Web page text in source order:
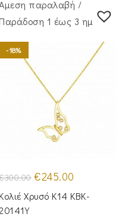
παραλαβή /
1 έως 3 ημέρες
-18%
300.00 Original
price
was:
€300.00.
€245.00
τιμή
είναι:
Χρυσό Κ14 KBK-